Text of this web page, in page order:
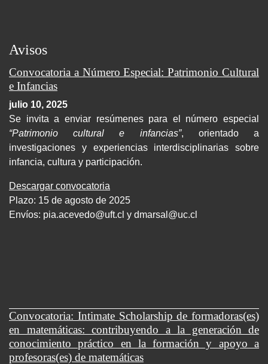
Avisos
Convocatoria a Número Especial: Patrimonio Cultural
e Infancias
julio 10, 2025
Se invita a enviar resúmenes para el número especial
“Patrimonio cultural e infancias”, orientado a
investigaciones y experiencias interdisciplinarias sobre
infancia, cultura y participación.
Descargar convocatoria
Plazo: 15 de agosto de 2025
Envíos: pia.acevedo@uft.cl y dmarsal@uc.cl
Convocatoria: Intimate Scholarship de formadoras(es)
en matemáticas: contribuyendo a la generación de
conocimiento práctico en la formación y apoyo a
profesoras(es) de matemáticas